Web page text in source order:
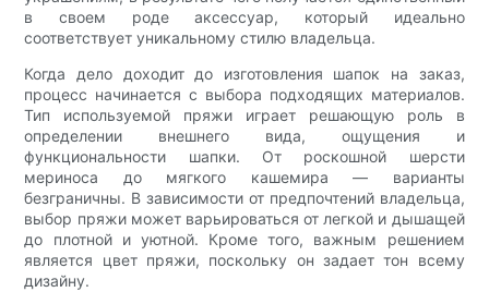
в своем роде аксессуар, который идеально
соответствует уникальному стилю владельца.
Когда дело доходит до изготовления шапок на заказ,
процесс начинается с выбора подходящих материалов.
Тип используемой пряжи играет решающую роль в
определении внешнего вида, ощущения и
функциональности шапки. От роскошной шерсти
мериноса до мягкого кашемира — варианты
безграничны. В зависимости от предпочтений владельца,
выбор пряжи может варьироваться от легкой и дышащей
до плотной и уютной. Кроме того, важным решением
является цвет пряжи, поскольку он задает тон всему
дизайну.